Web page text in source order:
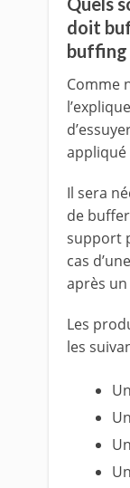
doit
buffing
Comme
Il sera
de
support
cas
après
Les
les